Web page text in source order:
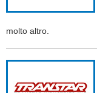
molto altro.